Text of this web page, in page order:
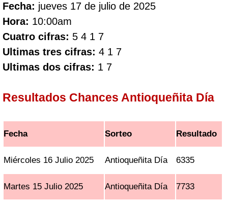
Fecha: jueves 17 de julio de 2025
Hora: 10:00am
Cuatro cifras: 5 4 1 7
Ultimas tres cifras: 4 1 7
Ultimas dos cifras: 1 7
Resultados Chances Antioqueñita Día
Fecha Sorteo Resultado
Miércoles 16 Julio 2025 Antioqueñita Día 6335
Martes 15 Julio 2025 Antioqueñita Día 7733